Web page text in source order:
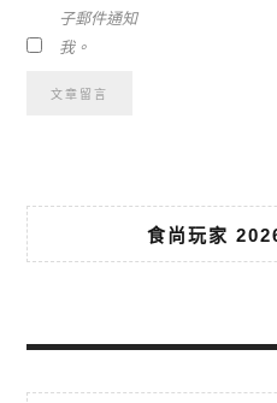
子郵件通知
我。
食尚玩家